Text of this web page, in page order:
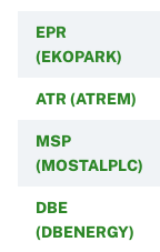
EPR
(EKOPARK)
ATR (ATREM)
MSP
(MOSTALPLC)
DBE
(DBENERGY)